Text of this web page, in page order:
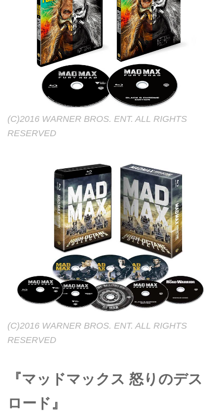
(C)2016 WARNER BROS. ENT. ALL RIGHTS
RESERVED
(C)2016 WARNER BROS. ENT. ALL RIGHTS
RESERVED
『マッドマックス 怒りのデス
ロード』